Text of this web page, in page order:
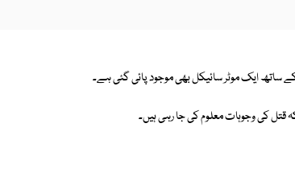
ساتھ ایک موٹر سائیکل بھی موجود پائی گئی ہے۔
قتل کی وجوہات معلوم کی جا رہی ہیں۔